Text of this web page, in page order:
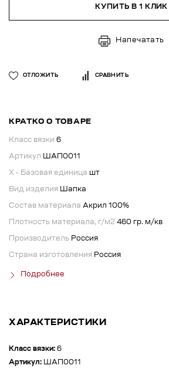
КУПИТЬ В 1 КЛИК
Напечатать
ОТЛОЖИТЬ СРАВНИТЬ
КРАТКО О ТОВАРЕ
Класс вязки 6
Артикул ШАП0011
X - Базовая единица шт
Вид изделия Шапка
Состав материала Акрил 100%
Плотность материала, г/м2 460 гр. м/кв
Производитель Россия
Страна изготовления Россия
Подробнее
ХАРАКТЕРИСТИКИ
Класс вязки: 6
Артикул: ШАП0011